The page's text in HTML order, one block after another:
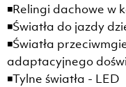
◾Relingi dachowe w
◾Światła do jazdy
◾Światła
adaptacyjnego
◾Tylne światła - LED